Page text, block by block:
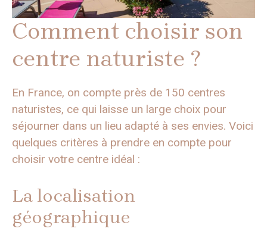
Comment choisir son
centre naturiste ?
En France, on compte près de 150 centres
naturistes, ce qui laisse un large choix pour
séjourner dans un lieu adapté à ses envies. Voici
quelques critères à prendre en compte pour
choisir votre centre idéal :
La localisation
géographique